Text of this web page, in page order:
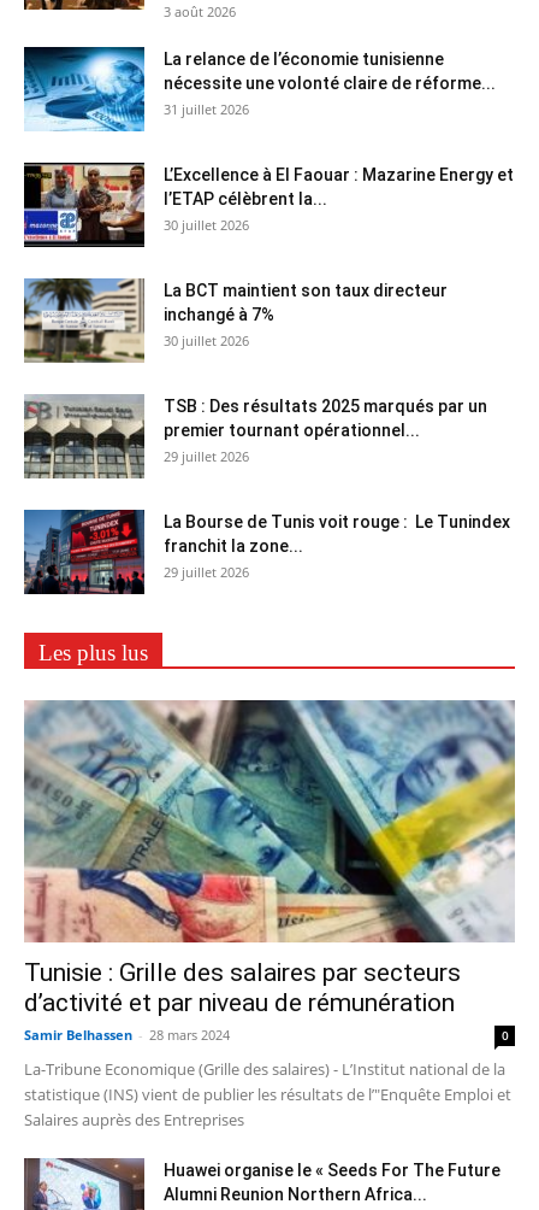
3 août 2026
La relance de l’économie tunisienne
nécessite une volonté claire de réforme...
31 juillet 2026
L’Excellence à El Faouar : Mazarine Energy et
l’ETAP célèbrent la...
30 juillet 2026
La BCT maintient son taux directeur
inchangé à 7%
30 juillet 2026
TSB : Des résultats 2025 marqués par un
premier tournant opérationnel...
29 juillet 2026
La Bourse de Tunis voit rouge : Le Tunindex
franchit la zone...
29 juillet 2026
Les plus lus
Tunisie : Grille des salaires par secteurs
d’activité et par niveau de rémunération
Samir Belhassen - 28 mars 2024 0
La-Tribune Economique (Grille des salaires) - L’Institut national de la
statistique (INS) vient de publier les résultats de l’"Enquête Emploi et
Salaires auprès des Entreprises
Huawei organise le « Seeds For The Future
Alumni Reunion Northern Africa...